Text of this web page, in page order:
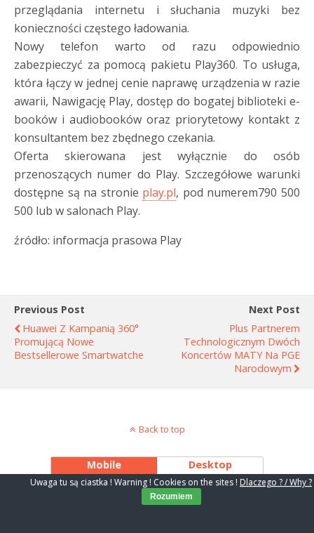
przeglądania internetu i słuchania muzyki bez
konieczności częstego ładowania.
Nowy telefon warto od razu odpowiednio
zabezpieczyć za pomocą pakietu Play360. To usługa,
która łączy w jednej cenie naprawę urządzenia w razie
awarii, Nawigację Play, dostęp do bogatej biblioteki e-
booków i audiobooków oraz priorytetowy kontakt z
konsultantem bez zbędnego czekania.
Oferta skierowana jest wyłącznie do osób
przenoszących numer do Play. Szczegółowe warunki
dostępne są na stronie play.pl, pod numerem790 500
500 lub w salonach Play.
źródło: informacja prasowa Play
Previous Post
Huawei Z Kampanią 360°
Promującą Nowe
Bestsellerowe Smartwatche
Next Post
Plus Partnerem
Technologicznym Dwóch
Koncertów MATY Na PGE
Narodowym
Back to top
Mobile Desktop
Uwaga tu są ciastka ! Warning ! Cookies on the sites ! Dlaczego ? / Why ?
Rozumiem